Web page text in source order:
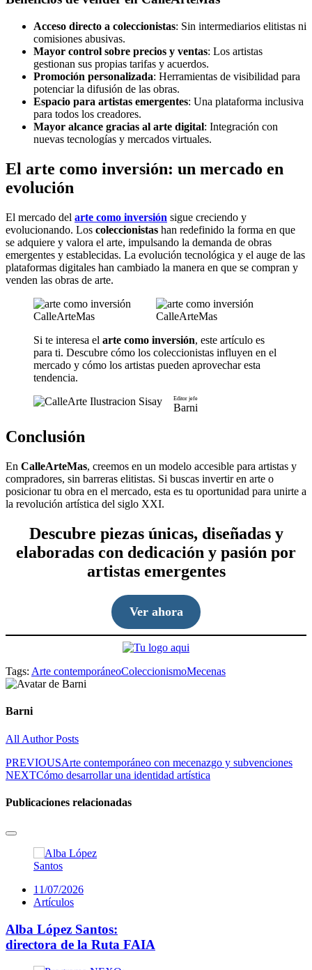
Acceso directo a coleccionistas: Sin intermediarios elitistas ni
comisiones abusivas.
Mayor control sobre precios y ventas: Los artistas
gestionan sus propias tarifas y acuerdos.
Promoción personalizada: Herramientas de visibilidad para
potenciar la difusión de las obras.
Espacio para artistas emergentes: Una plataforma inclusiva
para todos los creadores.
Mayor alcance gracias al arte digital: Integración con
nuevas tecnologías y mercados virtuales.
El arte como inversión: un mercado en
evolución
El mercado del arte como inversión sigue creciendo y
evolucionando. Los coleccionistas han redefinido la forma en que
se adquiere y valora el arte, impulsando la demanda de obras
emergentes y establecidas. La evolución tecnológica y el auge de las
plataformas digitales han cambiado la manera en que se compran y
venden las obras de arte.
Si te interesa el arte como inversión, este artículo es
para ti. Descubre cómo los coleccionistas influyen en el
mercado y cómo los artistas pueden aprovechar esta
tendencia.
Editor jefe
Barni
Conclusión
En CalleArteMas, creemos en un modelo accesible para artistas y
compradores, sin barreras elitistas. Si buscas invertir en arte o
posicionar tu obra en el mercado, esta es tu oportunidad para unirte a
la revolución artística del siglo XXI.
Descubre piezas únicas, diseñadas y
elaboradas con dedicación y pasión por
artistas emergentes
Ver ahora
Tags: Arte contemporáneoColeccionismoMecenas
Barni
All Author Posts
PREVIOUSArte contemporáneo con mecenazgo y subvenciones
NEXTCómo desarrollar una identidad artística
Publicaciones relacionadas
11/07/2026
Artículos
Alba López Santos:
directora de la Ruta FAIA